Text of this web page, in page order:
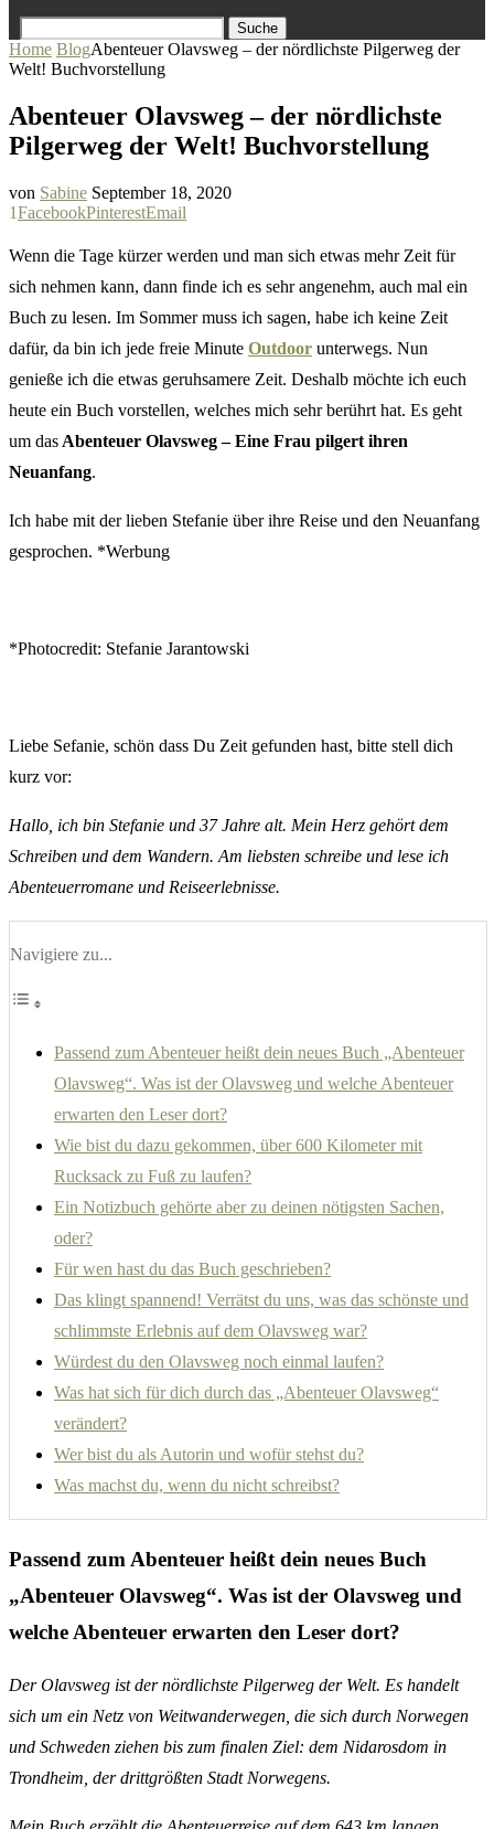
Suche
Home BlogAbenteuer Olavsweg – der nördlichste Pilgerweg der
Welt! Buchvorstellung
Abenteuer Olavsweg – der nördlichste
Pilgerweg der Welt! Buchvorstellung
von Sabine September 18, 2020
1FacebookPinterestEmail
Wenn die Tage kürzer werden und man sich etwas mehr Zeit für
sich nehmen kann, dann finde ich es sehr angenehm, auch mal ein
Buch zu lesen. Im Sommer muss ich sagen, habe ich keine Zeit
dafür, da bin ich jede freie Minute Outdoor unterwegs. Nun
genieße ich die etwas geruhsamere Zeit. Deshalb möchte ich euch
heute ein Buch vorstellen, welches mich sehr berührt hat. Es geht
um das Abenteuer Olavsweg – Eine Frau pilgert ihren
Neuanfang.
Ich habe mit der lieben Stefanie über ihre Reise und den Neuanfang
gesprochen. *Werbung
*Photocredit: Stefanie Jarantowski
Liebe Sefanie, schön dass Du Zeit gefunden hast, bitte stell dich
kurz vor:
Hallo, ich bin Stefanie und 37 Jahre alt. Mein Herz gehört dem
Schreiben und dem Wandern. Am liebsten schreibe und lese ich
Abenteuerromane und Reiseerlebnisse.
Navigiere zu...
Passend zum Abenteuer heißt dein neues Buch „Abenteuer
Olavsweg“. Was ist der Olavsweg und welche Abenteuer
erwarten den Leser dort?
Wie bist du dazu gekommen, über 600 Kilometer mit
Rucksack zu Fuß zu laufen?
Ein Notizbuch gehörte aber zu deinen nötigsten Sachen,
oder?
Für wen hast du das Buch geschrieben?
Das klingt spannend! Verrätst du uns, was das schönste und
schlimmste Erlebnis auf dem Olavsweg war?
Würdest du den Olavsweg noch einmal laufen?
Was hat sich für dich durch das „Abenteuer Olavsweg“
verändert?
Wer bist du als Autorin und wofür stehst du?
Was machst du, wenn du nicht schreibst?
Passend zum Abenteuer heißt dein neues Buch
„Abenteuer Olavsweg“. Was ist der Olavsweg und
welche Abenteuer erwarten den Leser dort?
Der Olavsweg ist der nördlichste Pilgerweg der Welt. Es handelt
sich um ein Netz von Weitwanderwegen, die sich durch Norwegen
und Schweden ziehen bis zum finalen Ziel: dem Nidarosdom in
Trondheim, der drittgrößten Stadt Norwegens.